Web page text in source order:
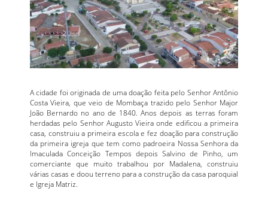
A cidade foi originada de uma doação feita pelo Senhor Antônio
Costa Vieira, que veio de Mombaça trazido pelo Senhor Major
João Bernardo no ano de 1840. Anos depois as terras foram
herdadas pelo Senhor Augusto Vieira onde edificou a primeira
casa, construiu a primeira escola e fez doação para construção
da primeira igreja que tem como padroeira Nossa Senhora da
Imaculada Conceição Tempos depois Salvino de Pinho, um
comerciante que muito trabalhou por Madalena, construiu
várias casas e doou terreno para a construção da casa paroquial
e Igreja Matriz.